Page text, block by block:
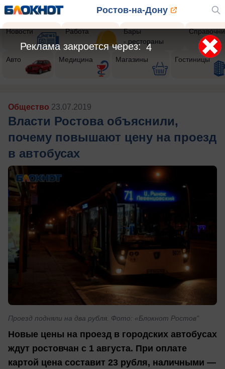
Ростов-на-Дону
Новости Работа
Бары
- рестораны
Авто Медицина Магазины Гостиницы
Общество 23.07.2019
Власти Ростова объяснили,
почему повышают цену на проезд
в автобусах
Проезд подняли на два рубля. Фото: «Блокнот Ростов"
Новые цены на проезд в городских автобусах
ждут ростовчан с 1 августа. При оплате
картой цена составит 23 рубля, наличными —
2
Реклама закроется через: